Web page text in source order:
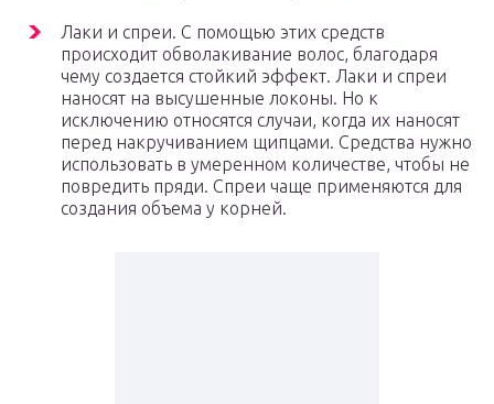
Лаки и спреи. С помощью этих средств
происходит обволакивание волос, благодаря
чему создается стойкий эффект. Лаки и спреи
наносят на высушенные локоны. Но к
исключению относятся случаи, когда их наносят
перед накручиванием щипцами. Средства нужно
использовать в умеренном количестве, чтобы не
повредить пряди. Спреи чаще применяются для
создания объема у корней.